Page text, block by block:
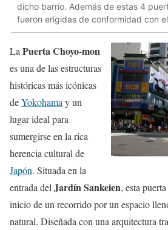
dicho barrio. Además de estas 4
fueron erigidas de conformidad con
La Puerta Choyo-mon
es una de las estructuras
históricas más icónicas
deYokohama y un
lugar ideal para
sumergirse en la rica
herencia cultural de
Japón. Situada en la
entrada del Jardín Sankeien, esta
inicio de un recorrido por un espacio
natural. Diseñada con una arquitectura